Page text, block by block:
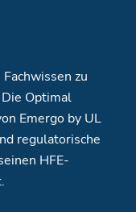
zu
Die Optimal
Emergo by UL
regulatorische
HFE-